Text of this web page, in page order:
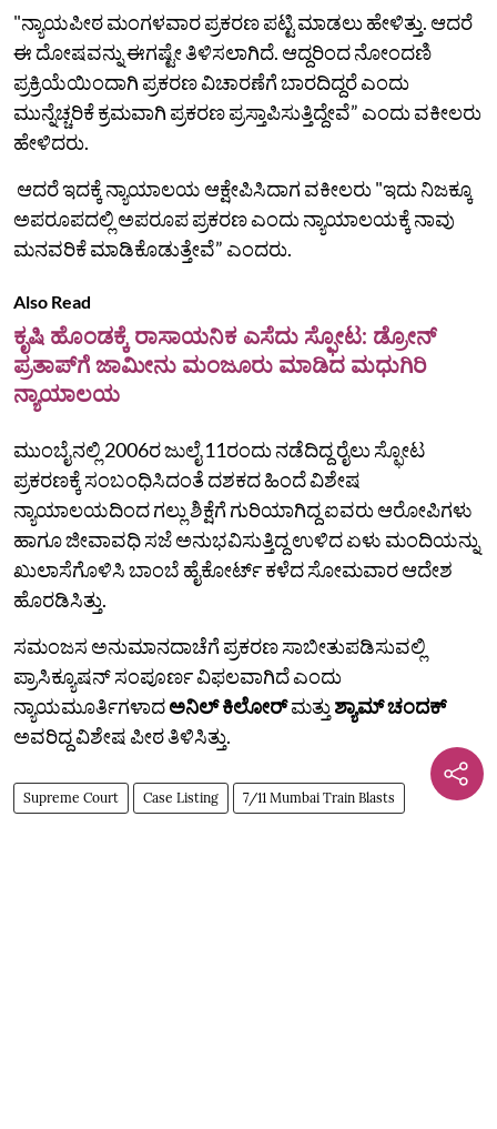
"ನ್ಯಾಯಪೀಠ ಮಂಗಳವಾರ ಪ್ರಕರಣ ಪಟ್ಟಿ ಮಾಡಲು ಹೇಳಿತ್ತು. ಆದರೆ
ಈ ದೋಷವನ್ನು ಈಗಷ್ಟೇ ತಿಳಿಸಲಾಗಿದೆ. ಆದ್ದರಿಂದ ನೋಂದಣಿ
ಪ್ರಕ್ರಿಯೆಯಿಂದಾಗಿ ಪ್ರಕರಣ ವಿಚಾರಣೆಗೆ ಬಾರದಿದ್ದರೆ ಎಂದು
ಮುನ್ನೆಚ್ಚರಿಕೆ ಕ್ರಮವಾಗಿ ಪ್ರಕರಣ ಪ್ರಸ್ತಾಪಿಸುತ್ತಿದ್ದೇವೆ” ಎಂದು ವಕೀಲರು
ಹೇಳಿದರು.
ಆದರೆ ಇದಕ್ಕೆ ನ್ಯಾಯಾಲಯ ಆಕ್ಷೇಪಿಸಿದಾಗ ವಕೀಲರು "ಇದು ನಿಜಕ್ಕೂ
ಅಪರೂಪದಲ್ಲಿ ಅಪರೂಪ ಪ್ರಕರಣ ಎಂದು ನ್ಯಾಯಾಲಯಕ್ಕೆ ನಾವು
ಮನವರಿಕೆ ಮಾಡಿಕೊಡುತ್ತೇವೆ” ಎಂದರು.
Also Read
ಕೃಷಿ ಹೊಂಡಕ್ಕೆ ರಾಸಾಯನಿಕ ಎಸೆದು ಸ್ಫೋಟ: ಡ್ರೋನ್‌
ಪ್ರತಾಪ್‌ಗೆ ಜಾಮೀನು ಮಂಜೂರು ಮಾಡಿದ ಮಧುಗಿರಿ
ನ್ಯಾಯಾಲಯ
ಮುಂಬೈನಲ್ಲಿ 2006ರ ಜುಲೈ 11ರಂದು ನಡೆದಿದ್ದ ರೈಲು ಸ್ಫೋಟ
ಪ್ರಕರಣಕ್ಕೆ ಸಂಬಂಧಿಸಿದಂತೆ ದಶಕದ ಹಿಂದೆ ವಿಶೇಷ
ನ್ಯಾಯಾಲಯದಿಂದ ಗಲ್ಲು ಶಿಕ್ಷೆಗೆ ಗುರಿಯಾಗಿದ್ದ ಐವರು ಆರೋಪಿಗಳು
ಹಾಗೂ ಜೀವಾವಧಿ ಸಜೆ ಅನುಭವಿಸುತ್ತಿದ್ದ ಉಳಿದ ಏಳು ಮಂದಿಯನ್ನು
ಖುಲಾಸೆಗೊಳಿಸಿ ಬಾಂಬೆ ಹೈಕೋರ್ಟ್‌ ಕಳೆದ ಸೋಮವಾರ ಆದೇಶ
ಹೊರಡಿಸಿತ್ತು.
ಸಮಂಜಸ ಅನುಮಾನದಾಚೆಗೆ ಪ್ರಕರಣ ಸಾಬೀತುಪಡಿಸುವಲ್ಲಿ
ಪ್ರಾಸಿಕ್ಯೂಷನ್ ಸಂಪೂರ್ಣ ವಿಫಲವಾಗಿದೆ ಎಂದು
ನ್ಯಾಯಮೂರ್ತಿಗಳಾದಅನಿಲ್ ಕಿಲೋರ್ಮತ್ತು ಶ್ಯಾಮ್ ಚಂದಕ್
ಅವರಿದ್ದ ವಿಶೇಷ ಪೀಠ ತಿಳಿಸಿತ್ತು.
Supreme Court Case Listing 7/11 Mumbai Train Blasts